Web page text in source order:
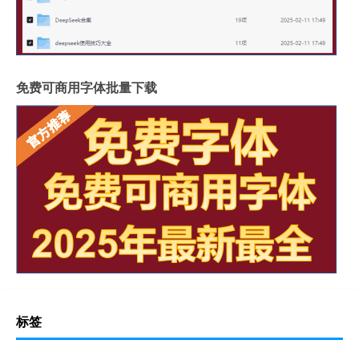
免费可商用字体批量下载
标签